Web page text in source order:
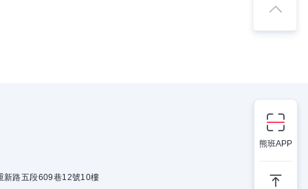
熊班APP
新路五段609巷12號10樓